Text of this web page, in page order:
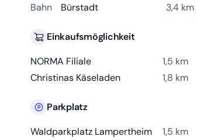
Bahn
Bürstadt 3,4 km
Einkaufsmöglichkeit
NORMA Filiale
1,5 km
Christinas Käseladen
1,8 km
Parkplatz
Waldparkplatz Lampertheim
1,5 km